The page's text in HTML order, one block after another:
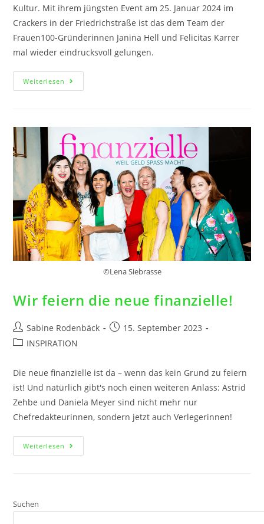
Kultur. Mit ihrem jüngsten Event am 25. Januar 2024 im
Crackers in der Friedrichstraße ist das dem Team der
Frauen100-Gründerinnen Janina Hell und Felicitas Karrer
mal wieder eindrucksvoll gelungen.
Weiterlesen
©️Lena Siebrasse
Wir feiern die neue finanzielle!
Sabine Rodenbäck
15. September 2023
INSPIRATION
Die neue finanzielle ist da – wenn das kein Grund zu feiern
ist! Und natürlich gibt's noch einen weiteren Anlass: Astrid
Zehbe und Daniela Meyer sind nicht mehr nur
Chefredakteurinnen, sondern jetzt auch Verlegerinnen!
Weiterlesen
Suchen